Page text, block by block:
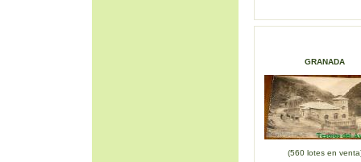
GRANADA
(560 lotes en